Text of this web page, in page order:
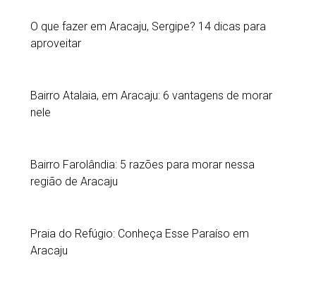
O que fazer em Aracaju, Sergipe? 14 dicas para
aproveitar
Bairro Atalaia, em Aracaju: 6 vantagens de morar
nele
Bairro Farolândia: 5 razões para morar nessa
região de Aracaju
Praia do Refúgio: Conheça Esse Paraíso em
Aracaju